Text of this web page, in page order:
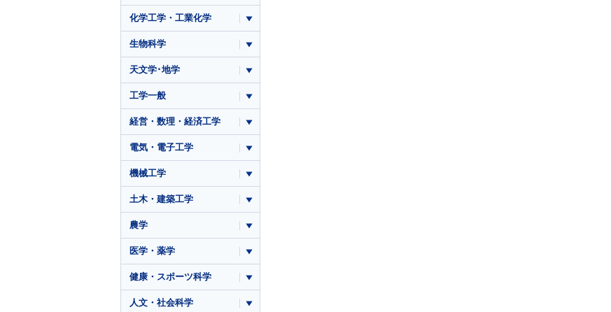
化学工学・工業化学
生物科学
天文学･地学
工学一般
経営・数理・経済工学
電気・電子工学
機械工学
土木・建築工学
農学
医学・薬学
健康・スポーツ科学
人文・社会科学